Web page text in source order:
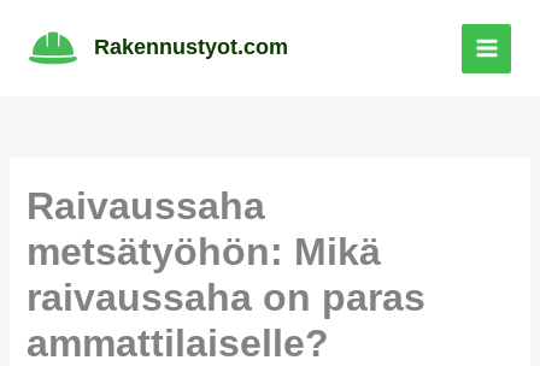
sisältöön
Rakennustyot.com
Raivaussaha
metsätyöhön: Mikä
raivaussaha on paras
ammattilaiselle?